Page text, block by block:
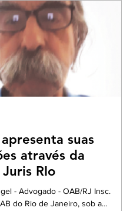
a rejeitar a emissão de NF-e
não contenham o preenchimento
relativos ao Imposto sobre Bens e
e à Contribuição sobre Bens e
A mudança marca uma das
de validação obrigatória
suas
da
RIo
- Advogado - OAB/RJ Insc.
do Rio de Janeiro, sob a